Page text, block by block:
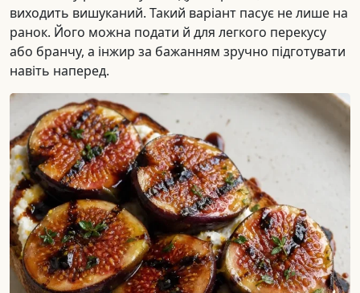
виходить вишуканий. Такий варіант пасує не лише на
ранок. Його можна подати й для легкого перекусу
або бранчу, а інжир за бажанням зручно підготувати
навіть наперед.